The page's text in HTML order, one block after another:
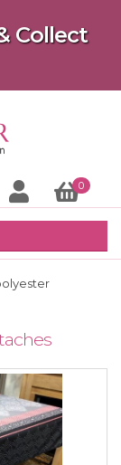
Collect
0